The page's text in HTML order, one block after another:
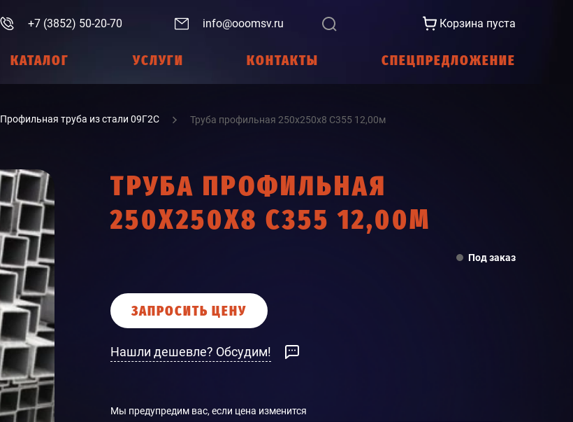
+7 (3852) 50-20-70 info@ooomsv.ru
КАТАЛОГ УСЛУГИ КОНТАКТЫ СПЕЦПРЕДЛОЖЕНИЕ
Корзина пуста
Профильная труба из стали 09Г2С Труба профильная 250х250х8 С355 12,00м
ТРУБА ПРОФИЛЬНАЯ
250Х250Х8 С355 12,00М
Под заказ
ЗАПРОСИТЬ ЦЕНУ
Нашли дешевле? Обсудим!
Мы предупредим вас, если цена изменится